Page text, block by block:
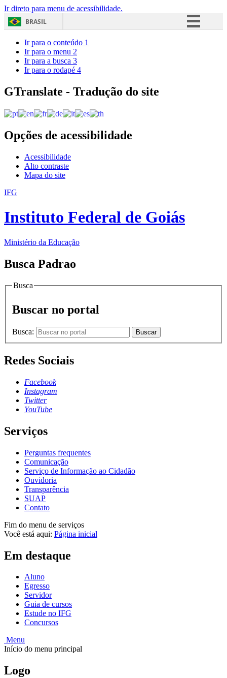
Ir direto para menu de acessibilidade.
BRASIL
Acesso à informação
Ir para o conteúdo 1
Ir para o menu 2
Ir para a busca 3
Ir para o rodapé 4
GTranslate - Tradução do site
Opções de acessibilidade
Acessibilidade
Alto contraste
Mapa do site
IFG
Instituto Federal de Goiás
Ministério da Educação
Busca Padrao
Busca
Buscar no portal
Busca: Buscar
Redes Sociais
Facebook
Instagram
Twitter
YouTube
Serviços
Perguntas frequentes
Comunicação
Serviço de Informação ao Cidadão
Ouvidoria
Transparência
SUAP
Contato
Fim do menu de serviços
Você está aqui: Página inicial
Em destaque
Aluno
Egresso
Servidor
Guia de cursos
Estude no IFG
Concursos
Menu
Início do menu principal
Logo